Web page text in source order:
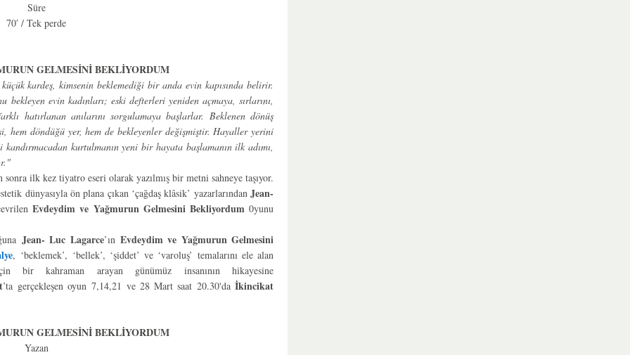
Süre
70′ / Tek perde
GELMESİNİ BEKLİYORDUM
kardeş, kimsenin beklemediği bir anda evin kapısında belirir.
evin kadınları; eski defterleri yeniden açmaya, sırlarını,
hatırlanan anılarını sorgulamaya başlarlar. Beklenen dönüş
hem döndüğü yer, hem de bekleyenler değişmiştir. Hayaller yerini
kurtulmanın yeni bir hayata başlamanın ilk adımı,
sonra ilk kez tiyatro eseri olarak yazılmış bir metni sahneye taşıyor.
dünyasıyla ön plana çıkan ‘çağdaş klâsik’ yazarlarından Jean-
Evdeydim ve Yağmurun Gelmesini Bekliyordum0yunu
Jean- Luc Lagarce’ın Evdeydim ve Yağmurun Gelmesini
, ‘beklemek’, ‘bellek’, ‘şiddet’ ve ‘varoluş’ temalarını ele alan
bir kahraman arayan günümüz insanının hikayesine
’ta gerçekleşen oyun7,14,21 ve 28 Mart saat 20.30'daİkincikat
GELMESİNİ BEKLİYORDUM
Yazan